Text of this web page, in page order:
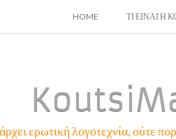
SKIP
HOME ΤΙ ΕΙΝΑΙ Η
ερωτική λογοτεχνία, ούτε